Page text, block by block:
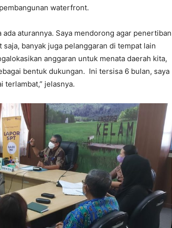
waterfront.
aturannya. Saya mendorong agar penertiban
banyak juga pelanggaran di tempat lain
anggaran untuk menata daerah kita,
bentuk dukungan. Ini tersisa 6 bulan, saya
terlambat,” jelasnya.